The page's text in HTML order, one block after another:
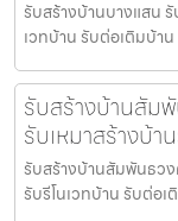
รับสร้างบ้านบางแสน รั
เวทบ้าน รับต่อเติมบ้า
รับสร้างบ้านสัม
รับเหมาสร้างบ้า
รับสร้างบ้านสัมพันธวง
รับรีโนเวทบ้าน รับต่อ